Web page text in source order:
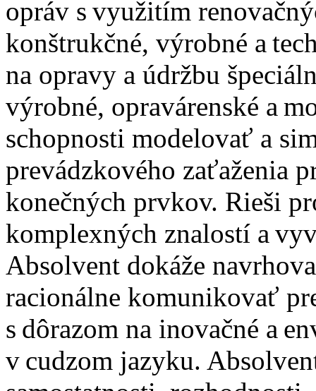
opráv s využitím
konštrukčné, výrobné a
na opravy a údržbu
výrobné, opravárenské a
schopnosti modelovať a
prevádzkového zaťaženia
konečných prvkov. Rieši
komplexných znalostí a
Absolvent dokáže
racionálne komunikovať
s dôrazom na inovačné a
v cudzom jazyku.